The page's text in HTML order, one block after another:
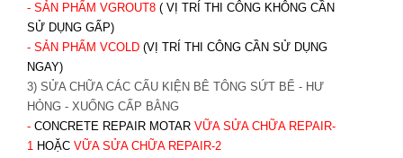
- SẢN PHẨM VGROUT8 ( VỊ TRÍ THI CÔNG KHÔNG CẦN
SỬ DỤNG GẤP)
- SẢN PHẨM VCOLD (VỊ TRÍ THI CÔNG CẦN SỬ DỤNG
NGAY)
3) SỬA CHỮA CÁC CẤU KIỆN BÊ TÔNG SỨT BỂ - HƯ
HỎNG - XUỐNG CẤP BẰNG
- CONCRETE REPAIR MOTAR VỮA SỬA CHỮA REPAIR-
1 HOẶC VỮA SỬA CHỮA REPAIR-2